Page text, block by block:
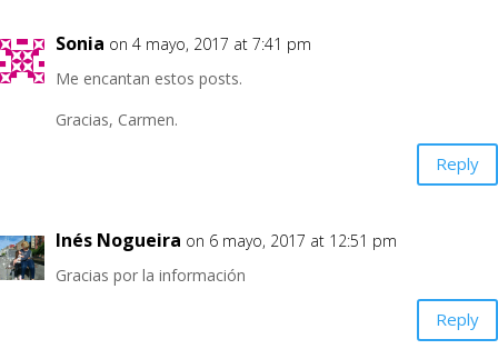
Sonia on 4 mayo, 2017 at 7:41 pm
Me encantan estos posts.
Gracias, Carmen.
Reply
Inés Nogueira on 6 mayo, 2017 at 12:51 pm
Gracias por la información
Reply